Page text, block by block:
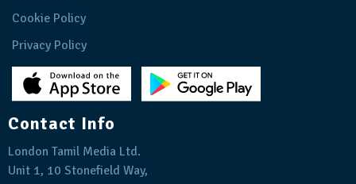
Cookie Policy
Privacy Policy
Contact Info
London Tamil Media Ltd.
Unit 1, 10 Stonefield Way,